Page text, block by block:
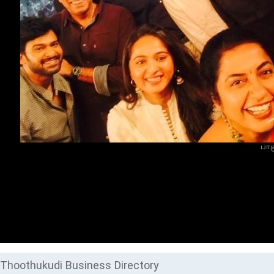
Thoothukudi Business Directory